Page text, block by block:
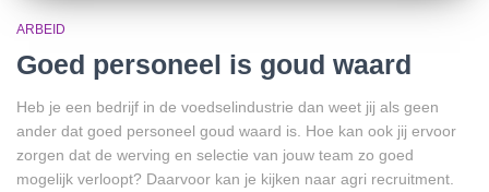
ARBEID
Goed personeel is goud waard
Heb je een bedrijf in de voedselindustrie dan weet jij als geen
ander dat goed personeel goud waard is. Hoe kan ook jij ervoor
zorgen dat de werving en selectie van jouw team zo goed
mogelijk verloopt? Daarvoor kan je kijken naar agri recruitment.